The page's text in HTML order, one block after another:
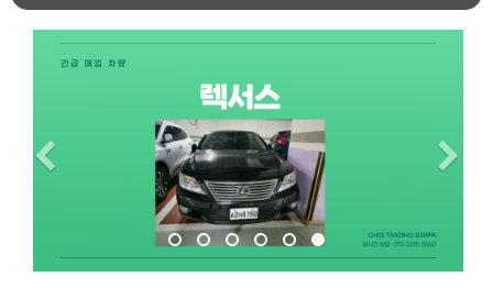
Previous